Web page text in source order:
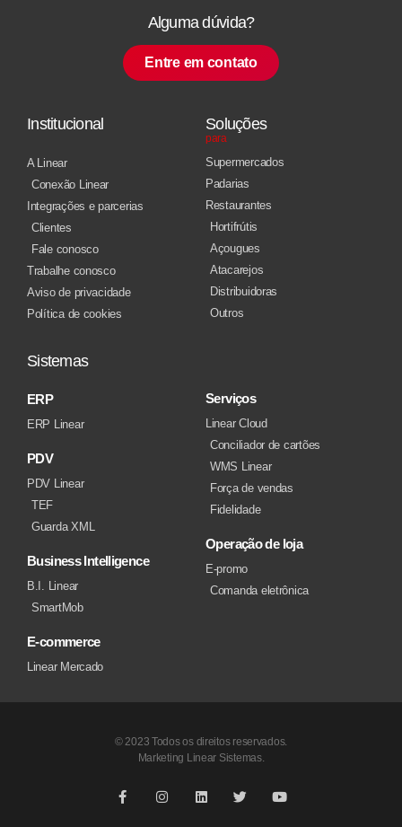
Alguma dúvida?
Entre em contato
Institucional
A Linear
Conexão Linear
Integrações e parcerias
Clientes
Fale conosco
Trabalhe conosco
Aviso de privacidade
Política de cookies
Soluções
para
Supermercados
Padarias
Restaurantes
Hortifrútis
Açougues
Atacarejos
Distribuidoras
Outros
Sistemas
ERP
ERP Linear
PDV
PDV Linear
TEF
Guarda XML
Business Intelligence
B.I. Linear
SmartMob
E-commerce
Linear Mercado
Serviços
Linear Cloud
Conciliador de cartões
WMS Linear
Força de vendas
Fidelidade
Operação de loja
E-promo
Comanda eletrônica
© 2023 Todos os direitos reservados.
Marketing Linear Sistemas.